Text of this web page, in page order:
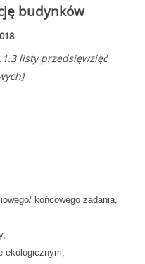
budynków
listy przedsięwzięć
końcowego zadania,
ekologicznym,